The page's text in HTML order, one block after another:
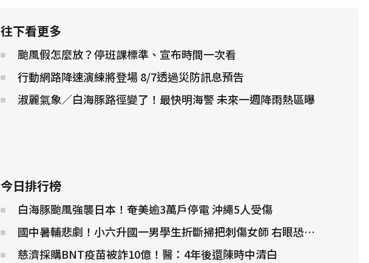
往下看更多
颱風假怎麼放？停班課標準、宣布時間一次看
行動網路降速演練將登場 8/7透過災防訊息預告
淑麗氣象／白海豚路徑變了！最快明海警 未來一週降雨熱區曝
今日排行榜
白海豚颱風強襲日本！奄美逾3萬戶停電 沖繩5人受傷
國中暑輔悲劇！小六升國一男學生折斷掃把刺傷女師 右眼恐失明
慈濟採購BNT疫苗被詐10億！醫：4年後還陳時中清白